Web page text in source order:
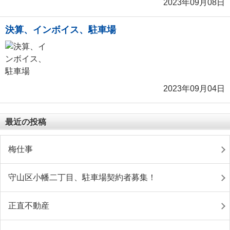
2023年09月08日
決算、インボイス、駐車場
2023年09月04日
最近の投稿
梅仕事
守山区小幡二丁目、駐車場契約者募集！
正直不動産